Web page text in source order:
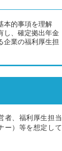
本的事項を理解
し、確定拠出年金
企業の福利厚生担
者、福利厚生担当
ー）等を想定して